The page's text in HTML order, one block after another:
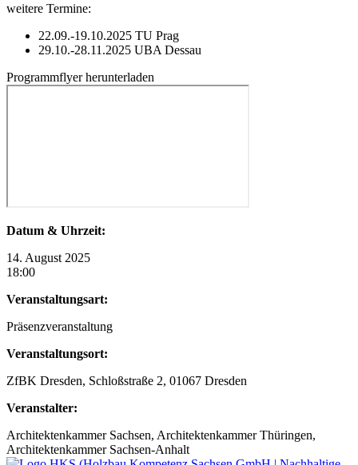
weitere Termine:
22.09.-19.10.2025 TU Prag
29.10.-28.11.2025 UBA Dessau
Programmflyer herunterladen
Datum & Uhrzeit:
14. August 2025
18:00
Veranstaltungsart:
Präsenzveranstaltung
Veranstaltungsort:
ZfBK Dresden, Schloßstraße 2, 01067 Dresden
Veranstalter:
Architektenkammer Sachsen, Architektenkammer Thüringen,
Architektenkammer Sachsen-Anhalt